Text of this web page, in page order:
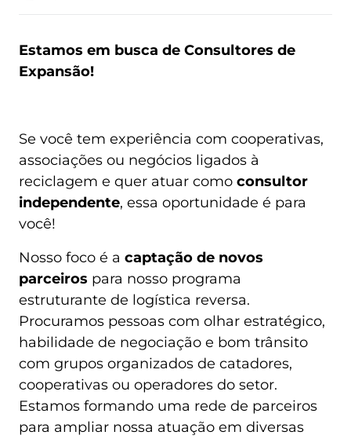
Estamos em busca de Consultores de
Expansão!
Se você tem experiência com cooperativas,
associações ou negócios ligados à
reciclagem e quer atuar como consultor
independente, essa oportunidade é para
você!
Nosso foco é a captação de novos
parceiros para nosso programa
estruturante de logística reversa.
Procuramos pessoas com olhar estratégico,
habilidade de negociação e bom trânsito
com grupos organizados de catadores,
cooperativas ou operadores do setor.
Estamos formando uma rede de parceiros
para ampliar nossa atuação em diversas